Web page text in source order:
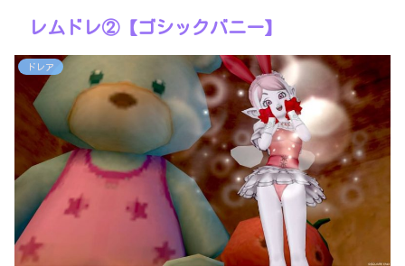
レムドレ②【ゴシックバニー】
ドレア